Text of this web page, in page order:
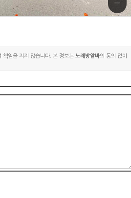
책임을 지지 않습니다. 본 정보는 노래방알바의 동의 없이